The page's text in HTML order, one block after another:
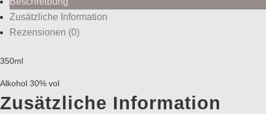
Zusätzliche Information
Rezensionen (0)
350ml
Alkohol 30% vol
Zusätzliche Information